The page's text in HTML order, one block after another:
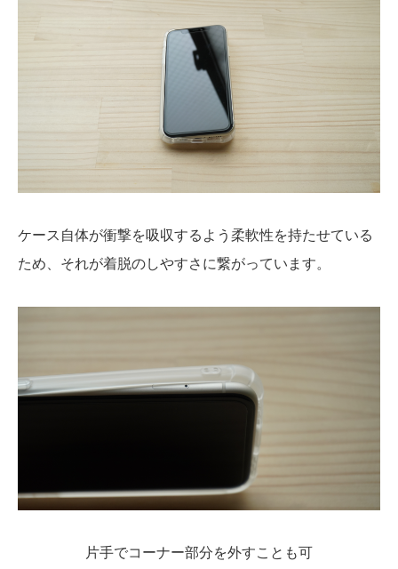
ケース自体が衝撃を吸収するよう柔軟性を持たせている
ため、それが着脱のしやすさに繋がっています。
片手でコーナー部分を外すことも可